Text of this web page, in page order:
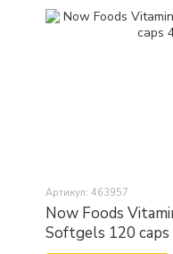
Артикул: 463957
Now Foods
Softgels 120 caps